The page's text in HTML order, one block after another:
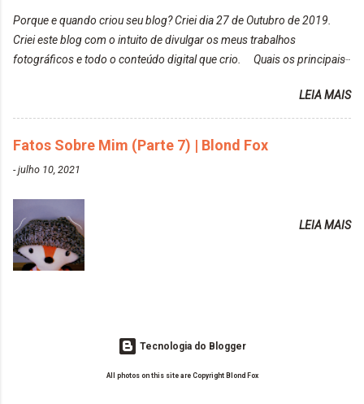
de um determinado lugar ou de algo que estou
fotografan...
Turkiss Blue
https://www.adrielly.com.br/2020/02/keraton-hard-
colors-turkiss-blue.html ✨ Alpha Line | Máscara
Ozzy Lilac
em meu cabelo, pois, sempre jogava tinta em cima
Porque e quando criou seu blog? Criei dia 27 de Outubro de 2019.
Criei este blog com o intuito de divulgar os meus trabalhos
fotográficos e todo o conteúdo digital que crio. Quais os principais
vida de Blogueira? Tem sido um sonho. Minha família me apoia muito.
Qual a parte chata da vida de Blogueira? Às vezes, a criatividade vai
embora... O que tem de melhor em ser Blogueira? Ver o seu trabalho
sendo reconhecido. Aonde deseja chegar com o seu Blog? Muito
além daquilo que imagino. Seu blog pra você é profissional ou passa-
tempo? Vejo como sendo profissional. Me empenho muito fazendo
tudo para ele. Quais blogs acompanha, e quais indica? Eu acompanho
o Drilly Design e comecei a ler as postagens do antigo blog da Sweet
Carol "Magic Days". Tem sido fácil o convívio com seguidoras e
leitoras? Claro. Seu blog já esta como quer, ou ainda ...
LEIA MAIS
Fatos Sobre Mim (Parte 7) | Blond Fox
-julho 10, 2021
LEIA MAIS
Tecnologia do Blogger
All photos on this site are Copyright Blond Fox